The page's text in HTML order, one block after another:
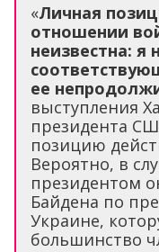
«Личная
отношении
неизвестна: я
ее
выступления
президента
позицию
Вероятно, в
президентом
Байдена по
Украине,
большинство